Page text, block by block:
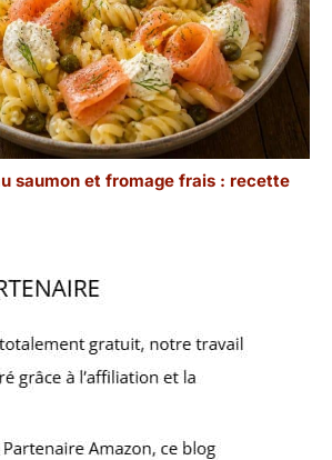
saumon et fromage frais : recette